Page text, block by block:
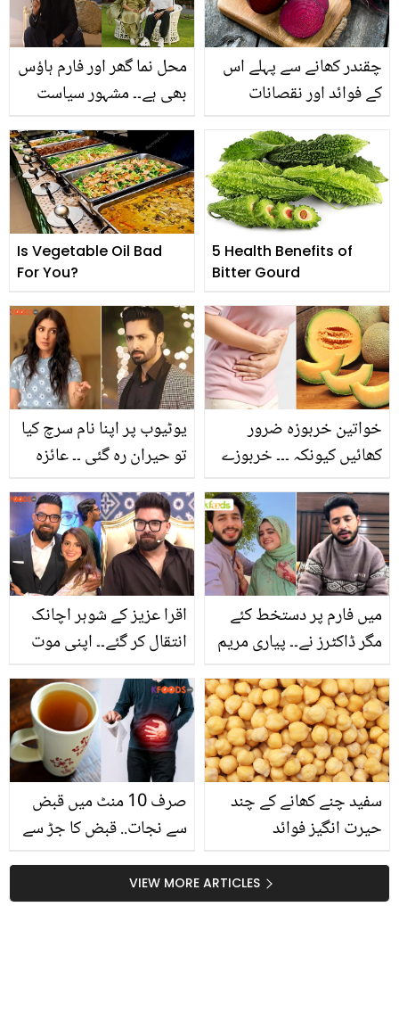
محل نما گھر اور فارم ہاؤس
بھی ہے۔۔ مشہور سیاست
قیمتی چیزوں سے سجایا
ہے؟ دلچسپ معلومات
چقندر کھانے سے پہلے اس
کے فوائد اور نقصانات
Is Vegetable Oil Bad
For You?
5 Health Benefits of
Bitter Gourd
یوٹیوب پر اپنا نام سرچ کیا
تو حیران رہ گئی ۔۔ عائزہ
دانش تیمور سے ناراض ہو
گئیں؟
خواتین خربوزہ ضرور
کھائیں کیونکہ ۔۔۔ خربوزے
خواتین کے مخصوص درد
میں آرام بھی شامل ہے
اقرا عزیز کے شوہر اچانک
انتقال کر گئے۔۔ اپنی موت
والے کو یاسر حسین نے کیا
بدعا دے ڈالی؟
میں فارم پر دستخط کئے
مگر ڈاکٹرز نے۔۔ پیاری مریم
کی اصل حقیقت بتا دی
صرف 10 منٹ میں قبض
سے نجات.. قبض کا جڑ سے
ٹوٹکے جس سے شوگر کے
مریض بھی فائدہ اٹھا
سفید چنے کھانے کے چند
حیرت انگیز فوائد
VIEW MORE ARTICLES